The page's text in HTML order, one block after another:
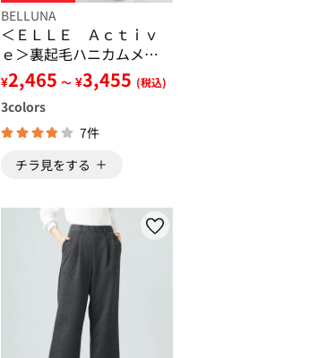
BELLUNA
＜ＥＬＬＥ Ａｃｔｉｖ
ｅ＞裏起毛ハニカムメッ
シュジャージパンツ
¥2,465 ～ ¥3,455 (税込)
3colors
7件
チラ見をする